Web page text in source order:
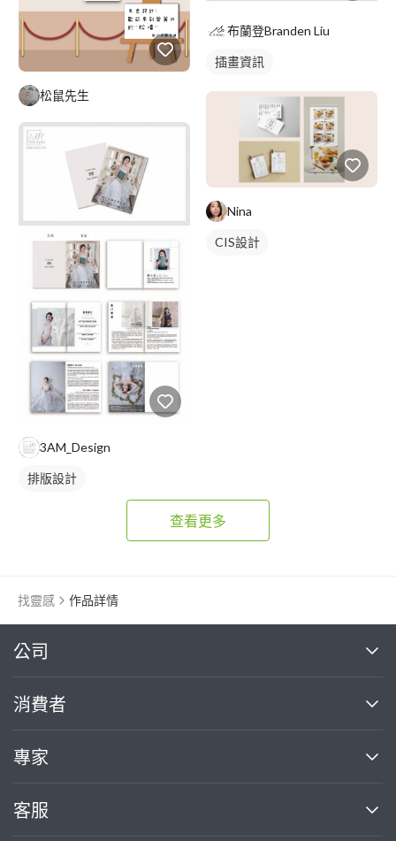
松鼠先生
3AM_Design
排版設計
布蘭登Branden Liu
插畫資訊
Nina
CIS設計
查看更多
找靈感 作品詳情
公司
關於我們
部落格
加入我們
消費者
買服務
熱門服務
專家
案件中心
客服
繼續完成